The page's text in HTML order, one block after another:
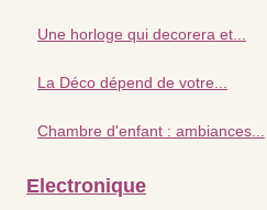
Une horloge qui decorera et...
La Déco dépend de votre...
Chambre d'enfant : ambiances...
Electronique